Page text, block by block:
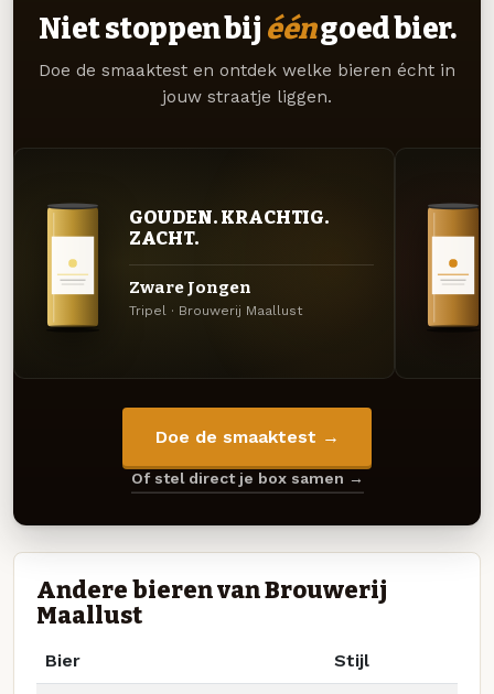
Niet stoppen bij ééngoed bier.
Doe de smaaktest en ontdek welke bieren écht in
jouw straatje liggen.
GOUDEN. KRACHTIG.
ZACHT.
Zware Jongen
Tripel · Brouwerij Maallust
Doe de smaaktest →
Of stel direct je box samen →
Andere bieren van Brouwerij
Maallust
Bier Stijl